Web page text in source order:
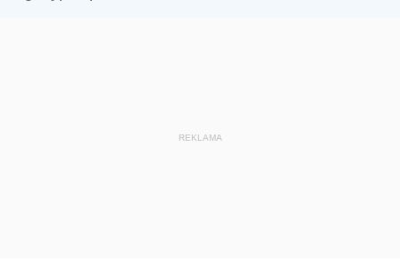
REKLAMA